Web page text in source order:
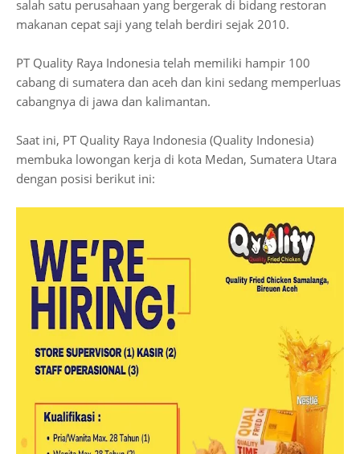
salah satu perusahaan yang bergerak di bidang restoran
makanan cepat saji yang telah berdiri sejak 2010.
PT Quality Raya Indonesia telah memiliki hampir 100
cabang di sumatera dan aceh dan kini sedang memperluas
cabangnya di jawa dan kalimantan.
Saat ini, PT Quality Raya Indonesia (Quality Indonesia)
membuka lowongan kerja di kota Medan, Sumatera Utara
dengan posisi berikut ini: